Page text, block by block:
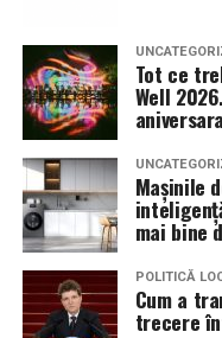
Tot ce
Well
Mașinile
mai bine
POLITICĂ
Cum a
trecere